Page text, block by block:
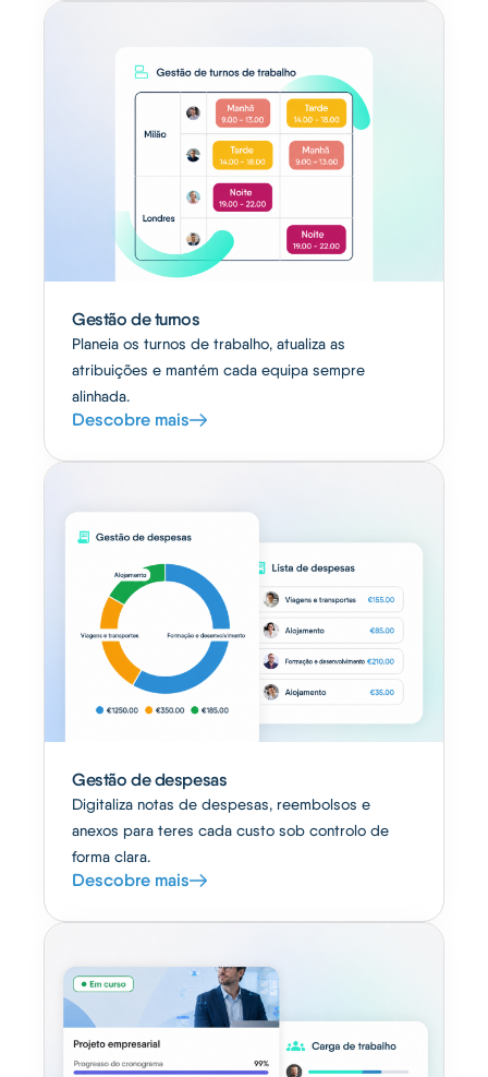
Gestão de turnos
Planeia os turnos de trabalho, atualiza as
atribuições e mantém cada equipa sempre
alinhada.
Descobre mais
Gestão de despesas
Digitaliza notas de despesas, reembolsos e
anexos para teres cada custo sob controlo de
forma clara.
Descobre mais